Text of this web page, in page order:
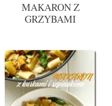
MAKARON Z
GRZYBAMI